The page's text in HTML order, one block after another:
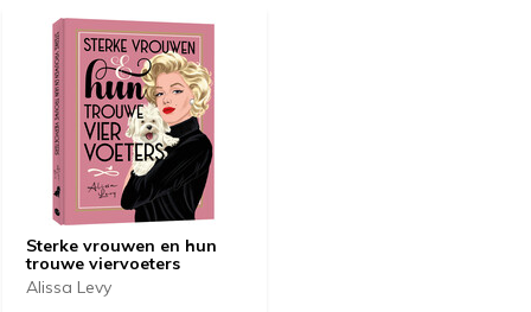
Sterke vrouwen en hun
trouwe viervoeters
Alissa Levy